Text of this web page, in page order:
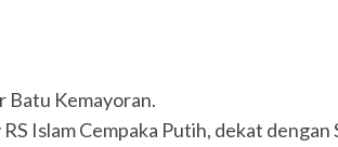
Batu Kemayoran.
Islam Cempaka Putih, dekat dengan